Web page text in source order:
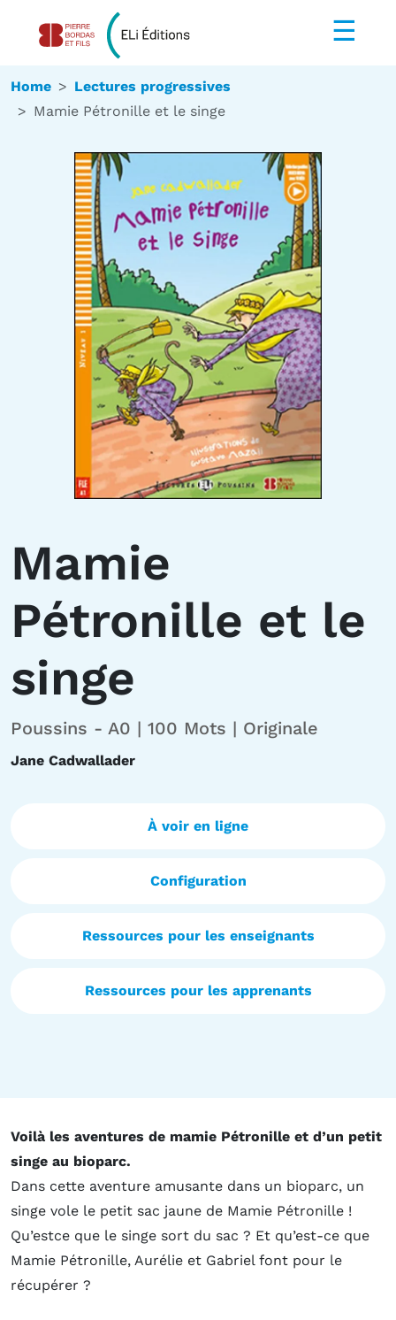
☰
Home
Lectures progressives
Mamie Pétronille et le singe
Mamie
Pétronille et le
singe
Poussins - A0 | 100 Mots | Originale
Jane Cadwallader
À voir en ligne
Configuration
Ressources pour les enseignants
Ressources pour les apprenants
Voilà les aventures de mamie Pétronille et d’un petit
singe au bioparc.
Dans cette aventure amusante dans un bioparc, un
singe vole le petit sac jaune de Mamie Pétronille !
Qu’estce que le singe sort du sac ? Et qu’est-ce que
Mamie Pétronille, Aurélie et Gabriel font pour le
récupérer ?